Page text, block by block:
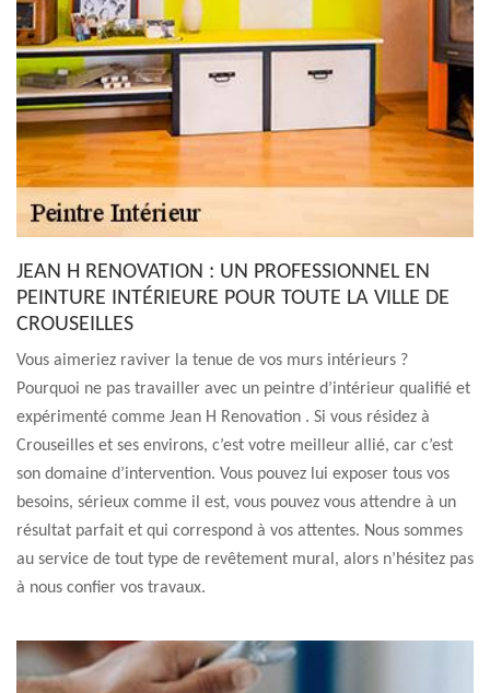
JEAN H RENOVATION : UN PROFESSIONNEL EN
PEINTURE INTÉRIEURE POUR TOUTE LA VILLE DE
CROUSEILLES
Vous aimeriez raviver la tenue de vos murs intérieurs ?
Pourquoi ne pas travailler avec un peintre d’intérieur qualifié et
expérimenté comme Jean H Renovation . Si vous résidez à
Crouseilles et ses environs, c’est votre meilleur allié, car c’est
son domaine d’intervention. Vous pouvez lui exposer tous vos
besoins, sérieux comme il est, vous pouvez vous attendre à un
résultat parfait et qui correspond à vos attentes. Nous sommes
au service de tout type de revêtement mural, alors n’hésitez pas
à nous confier vos travaux.